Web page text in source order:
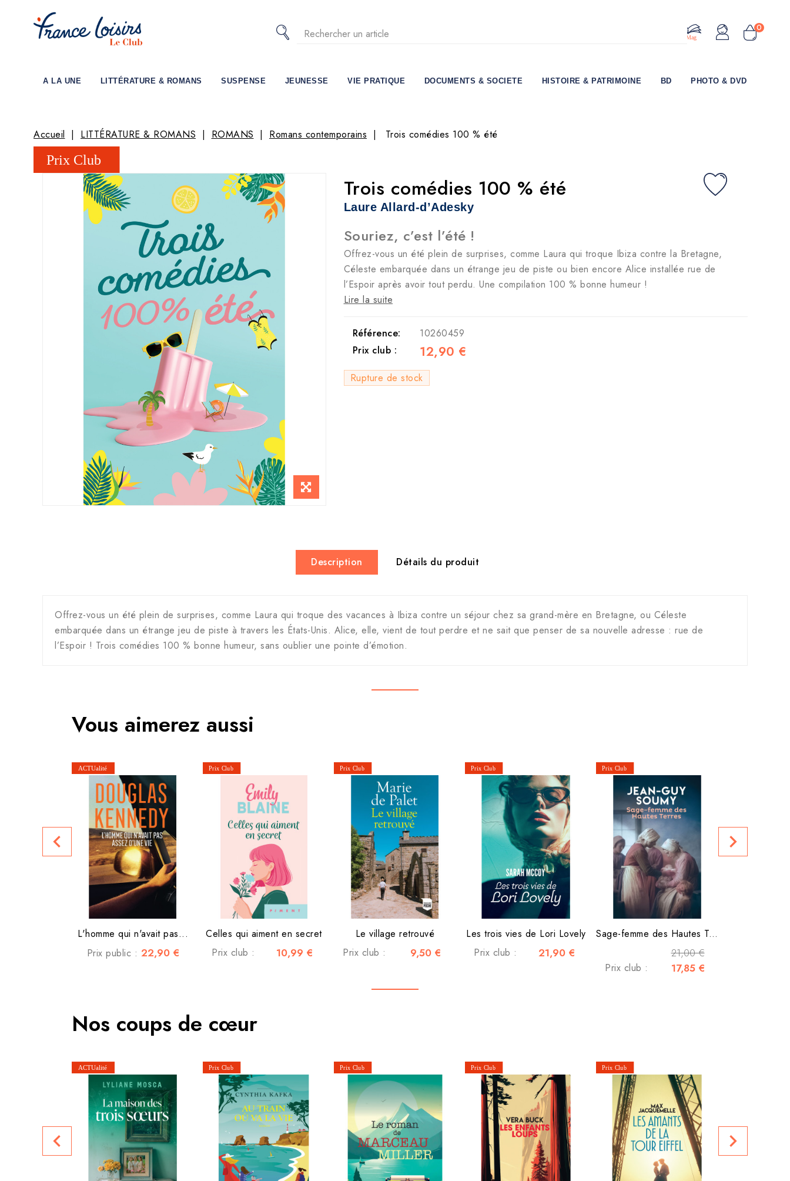
0
Le Mag
A LA UNE LITTÉRATURE & ROMANS SUSPENSE JEUNESSE VIE PRATIQUE DOCUMENTS & SOCIETE HISTOIRE & PATRIMOINE BD PHOTO & DVD
Accueil LITTÉRATURE & ROMANS ROMANS Romans contemporains Trois comédies 100 % été
Trois comédies 100 % été
Laure Allard-d’Adesky
Souriez, c’est l’été !
Offrez-vous un été plein de surprises, comme Laura qui troque Ibiza contre la Bretagne,
Céleste embarquée dans un étrange jeu de piste ou bien encore Alice installée rue de
l’Espoir après avoir tout perdu. Une compilation 100 % bonne humeur !
Lire la suite
Référence:
10260459
Prix club :
12,90 €
Rupture de stock
Description Détails du produit
Offrez-vous un été plein de surprises, comme Laura qui troque des vacances à Ibiza contre un séjour chez sa grand-mère en Bretagne, ou Céleste
embarquée dans un étrange jeu de piste à travers les États-Unis. Alice, elle, vient de tout perdre et ne sait que penser de sa nouvelle adresse : rue de
l’Espoir ! Trois comédies 100 % bonne humeur, sans oublier une pointe d’émotion.
Vous aimerez aussi
L'homme qui n'avait pas...
Prix public : 22,90 €
Celles qui aiment en secret
Prix club :
10,99 €
Le village retrouvé
Prix club :
9,50 €
Les trois vies de Lori Lovely
Prix club :
21,90 €
Sage-femme des Hautes Terres
21,00 €
Prix club : 17,85 €
Prix
navigate_before navigate_next
Nos coups de cœur
Prix club :
navigate_before navigate_next